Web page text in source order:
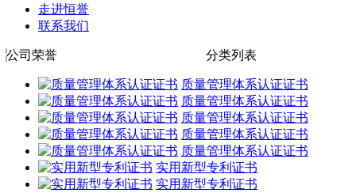
走进恒誉
联系我们
公司荣誉 分类列表
质量管理体系认证证书
质量管理体系认证证书
质量管理体系认证证书
质量管理体系认证证书
质量管理体系认证证书
实用新型专利证书
实用新型专利证书